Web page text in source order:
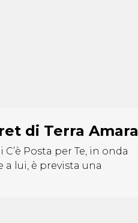
di Terra Amara
Posta per Te, in onda
a lui, è prevista una